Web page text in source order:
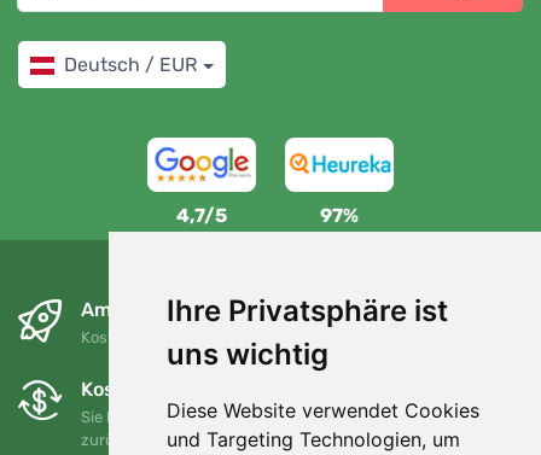
Ihre Privatsphäre ist
uns wichtig
Diese Website verwendet Cookies
und Targeting Technologien, um
Deutsch / EUR
4,7/5 97%
Am nächsten Tag und kostenlos
Kostenloser Versand für Bestellungen über 80 EUR
Kostenloser Umtausch und Rückgabe
Sie können Ihre Bestellung jederzeit innerhalb von 90 Tagen
zurückgeben oder umtauschen.